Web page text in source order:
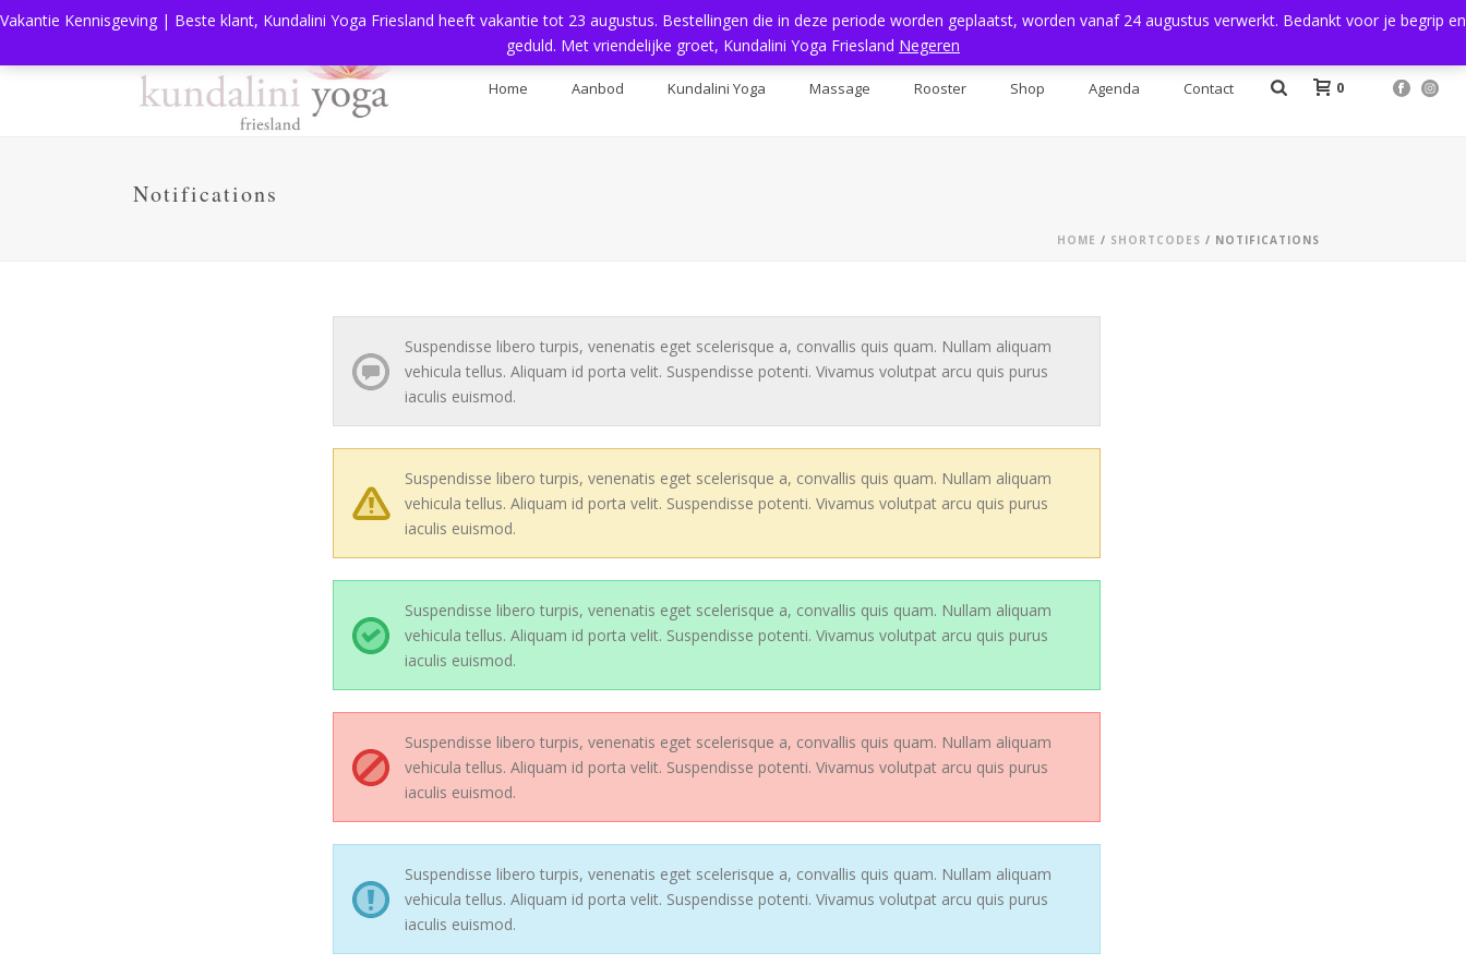
Login
Home Aanbod Kundalini Yoga Massage Rooster Shop Agenda Contact 0
Notifications
HOME / SHORTCODES / NOTIFICATIONS
Suspendisse libero turpis, venenatis eget scelerisque a, convallis quis quam. Nullam aliquam
vehicula tellus. Aliquam id porta velit. Suspendisse potenti. Vivamus volutpat arcu quis purus
iaculis euismod.
Suspendisse libero turpis, venenatis eget scelerisque a, convallis quis quam. Nullam aliquam
vehicula tellus. Aliquam id porta velit. Suspendisse potenti. Vivamus volutpat arcu quis purus
iaculis euismod.
Suspendisse libero turpis, venenatis eget scelerisque a, convallis quis quam. Nullam aliquam
vehicula tellus. Aliquam id porta velit. Suspendisse potenti. Vivamus volutpat arcu quis purus
iaculis euismod.
Suspendisse libero turpis, venenatis eget scelerisque a, convallis quis quam. Nullam aliquam
vehicula tellus. Aliquam id porta velit. Suspendisse potenti. Vivamus volutpat arcu quis purus
iaculis euismod.
Suspendisse libero turpis, venenatis eget scelerisque a, convallis quis quam. Nullam aliquam
vehicula tellus. Aliquam id porta velit. Suspendisse potenti. Vivamus volutpat arcu quis purus
iaculis euismod.
Vakantie Kennisgeving | Beste klant, Kundalini Yoga Friesland heeft vakantie tot 23 augustus. Bestellingen die in deze periode worden geplaatst, worden vanaf 24 augustus verwerkt. Bedankt voor je begrip en
geduld. Met vriendelijke groet, Kundalini Yoga Friesland Negeren